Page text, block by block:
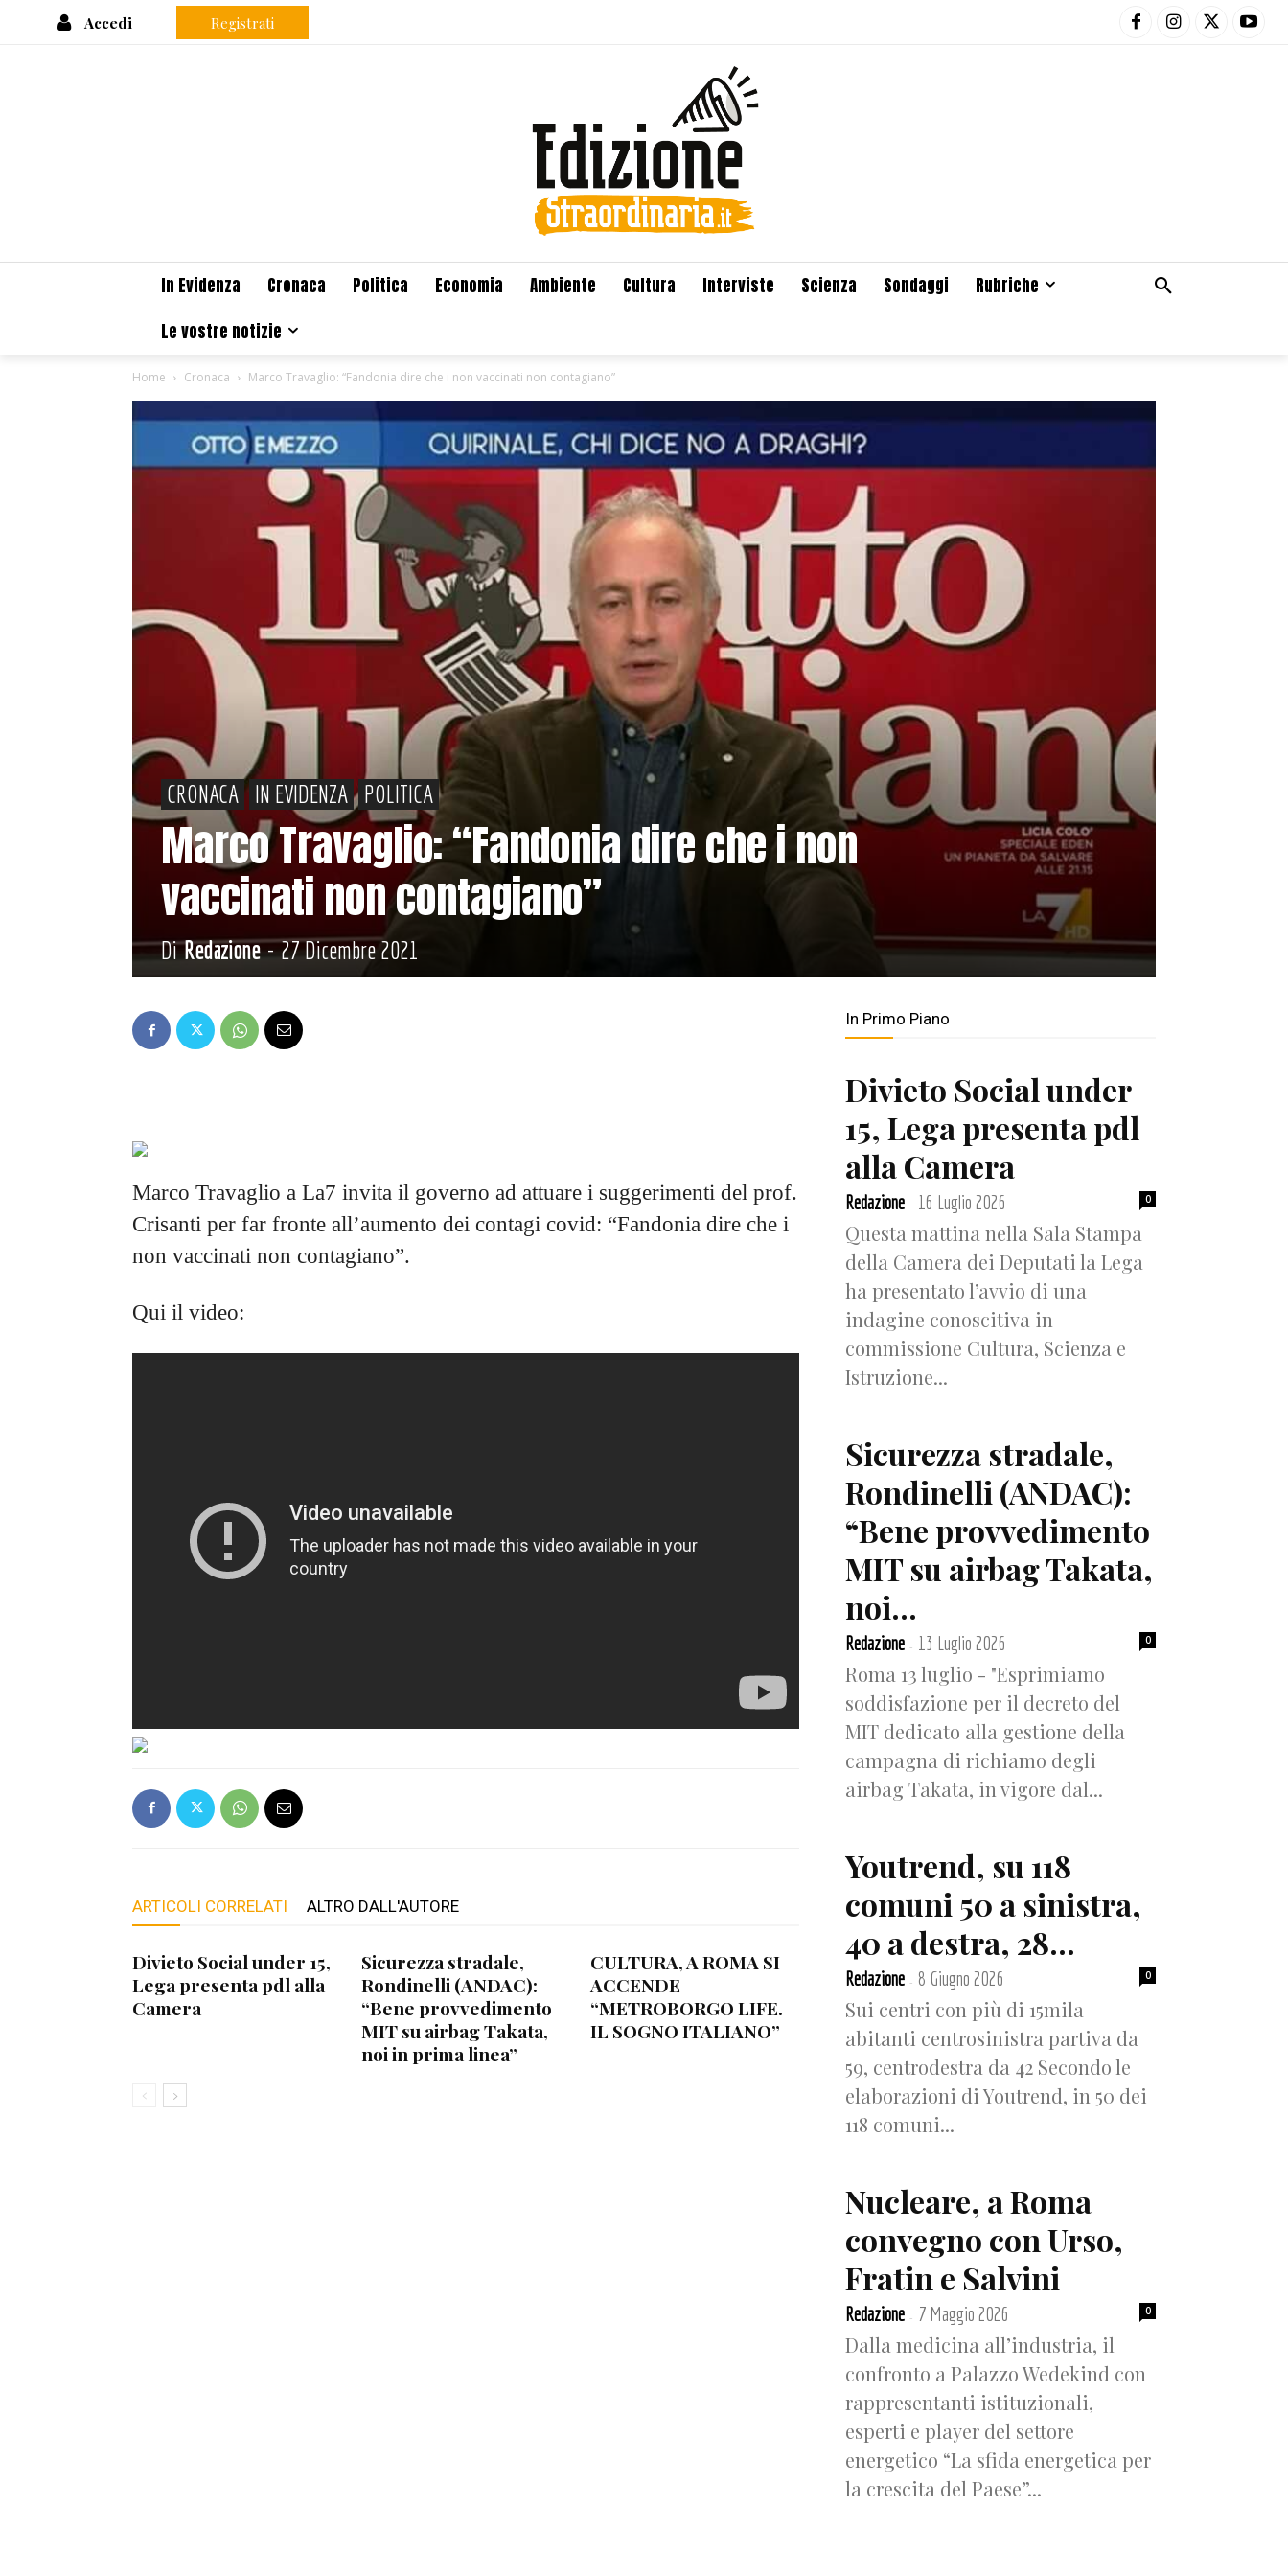
Accedi Registrati
In Evidenza Cronaca Politica Economia Ambiente Cultura Interviste Scienza Sondaggi
Rubriche
Le vostre notizie
Home Cronaca Marco Travaglio: “Fandonia dire che i non vaccinati non contagiano”
CRONACA IN EVIDENZA POLITICA
Marco Travaglio: “Fandonia dire che i non
vaccinati non contagiano”
Di Redazione- 27 Dicembre 2021
Marco Travaglio a La7 invita il governo ad attuare i suggerimenti del prof.
Crisanti per far fronte all’aumento dei contagi covid: “Fandonia dire che i
non vaccinati non contagiano”.
Qui il video:
ARTICOLI CORRELATI ALTRO DALL'AUTORE
Divieto Social under 15,
Lega presenta pdl alla
Camera
Sicurezza stradale,
Rondinelli (ANDAC):
“Bene provvedimento
MIT su airbag Takata,
noi in prima linea”
CULTURA, A ROMA SI
ACCENDE
“METROBORGO LIFE.
IL SOGNO ITALIANO”
In Primo Piano
Divieto Social under
15, Lega presenta pdl
alla Camera
Redazione - 16 Luglio 2026 0
Questa mattina nella Sala Stampa
della Camera dei Deputati la Lega
ha presentato l’avvio di una
indagine conoscitiva in
commissione Cultura, Scienza e
Istruzione...
Sicurezza stradale,
Rondinelli (ANDAC):
“Bene provvedimento
MIT su airbag Takata,
noi...
Redazione - 13 Luglio 2026 0
Roma 13 luglio - "Esprimiamo
soddisfazione per il decreto del
MIT dedicato alla gestione della
campagna di richiamo degli
airbag Takata, in vigore dal...
Youtrend, su 118
comuni 50 a sinistra,
40 a destra, 28...
Redazione - 8 Giugno 2026 0
Sui centri con più di 15mila
abitanti centrosinistra partiva da
59, centrodestra da 42 Secondo le
elaborazioni di Youtrend, in 50 dei
118 comuni...
Nucleare, a Roma
convegno con Urso,
Fratin e Salvini
Redazione - 7 Maggio 2026 0
Dalla medicina all’industria, il
confronto a Palazzo Wedekind con
rappresentanti istituzionali,
esperti e player del settore
energetico “La sfida energetica per
la crescita del Paese”...